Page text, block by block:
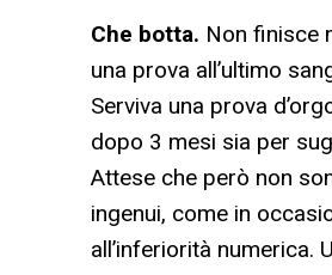
Che botta. Non finisce
una prova all’ultimo
Serviva una prova
dopo 3 mesi sia per
Attese che però non
ingenui, come in
all’inferiorità numerica.